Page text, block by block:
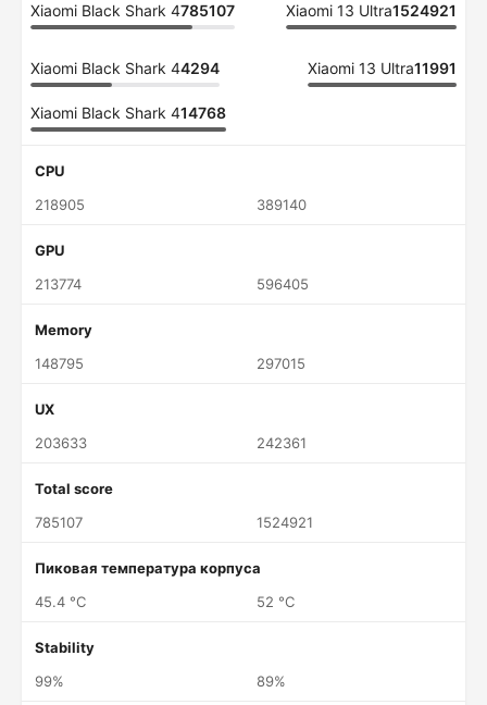
Xiaomi Black Shark 4785107 Xiaomi 13 Ultra1524921
Xiaomi Black Shark 44294 Xiaomi 13 Ultra11991
Xiaomi Black Shark 414768
CPU
218905
389140
GPU
213774
596405
Memory
148795
297015
UX
203633
242361
Total score
785107
1524921
Пиковая температура корпуса
45.4 °C
52 °C
Stability
99%
89%